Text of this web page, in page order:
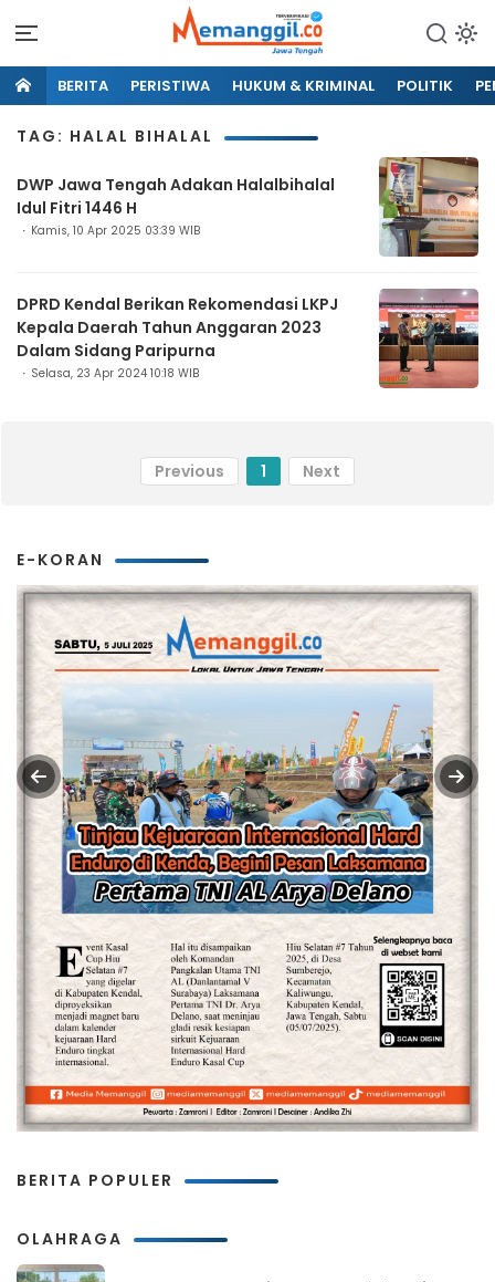
BERITA PERISTIWA HUKUM & KRIMINAL POLITIK
TAG: HALAL BIHALAL
DWP Jawa Tengah Adakan Halalbihalal
Idul Fitri 1446 H
Kamis, 10 Apr 2025 03:39 WIB
DPRD Kendal Berikan Rekomendasi LKPJ
Kepala Daerah Tahun Anggaran 2023
Dalam Sidang Paripurna
Selasa, 23 Apr 2024 10:18 WIB
Previous 1 Next
E-KORAN
BERITA POPULER
OLAHRAGA